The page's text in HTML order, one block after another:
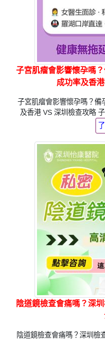
子宮肌瘤會影響懷孕嗎
成功率及香
子宮肌瘤會影響懷孕嗎？備
及香港 VS 深圳檢查攻略
陰道鏡檢查會痛嗎？深
陰道鏡檢查會痛嗎？深圳檢